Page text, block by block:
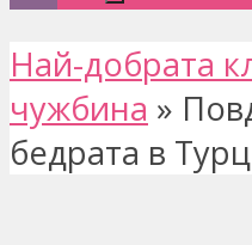
Най-добрата
чужбина »
бедрата в